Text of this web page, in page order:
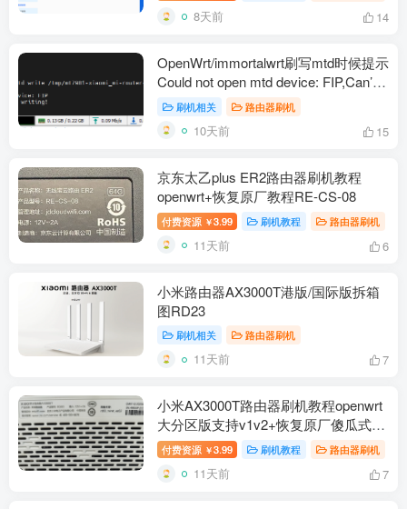
8天前 14
OpenWrt/immortalwrt刷写mtd时候提示
Could not open mtd device: FIP,Can’t
open device for writing!解决办法
刷机相关 路由器刷机
10天前 15
京东太乙plus ER2路由器刷机教程
openwrt+恢复原厂教程RE-CS-08
付费资源 ￥3.99 刷机教程 路由器刷机
11天前 6
小米路由器AX3000T港版/国际版拆箱
图RD23
刷机相关 路由器刷机
11天前 7
小米AX3000T路由器刷机教程openwrt
大分区版支持v1v2+恢复原厂傻瓜式
RD03/RD23
付费资源 ￥3.99 刷机教程 路由器刷机
11天前 7